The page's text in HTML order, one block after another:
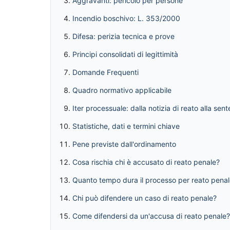
Incendio boschivo: L. 353/2000
Difesa: perizia tecnica e prove
Principi consolidati di legittimità
Domande Frequenti
Quadro normativo applicabile
Iter processuale: dalla notizia di reato alla
Statistiche, dati e termini chiave
Pene previste dall'ordinamento
Cosa rischia chi è accusato di reato penale?
Quanto tempo dura il processo per reato
Chi può difendere un caso di reato penale?
Come difendersi da un'accusa di reato penale?